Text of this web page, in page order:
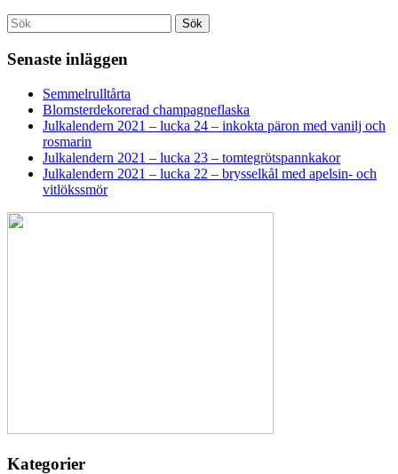
Search
for:
Sök
Senaste inläggen
Semmelrulltårta
Blomsterdekorerad champagneflaska
Julkalendern 2021 – lucka 24 – inkokta päron med vanilj och
rosmarin
Julkalendern 2021 – lucka 23 – tomtegrötspannkakor
Julkalendern 2021 – lucka 22 – brysselkål med apelsin- och
vitlökssmör
Kategorier